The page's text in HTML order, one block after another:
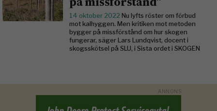
14 oktober 2022 Nu lyfts röster om förbud
mot kalhyggen. Men kritiken mot metoden
bygger på missförstånd om hur skogen
fungerar, säger Lars Lundqvist, docent i
skogsskötsel på SLU, i Sista ordet i SKOGEN